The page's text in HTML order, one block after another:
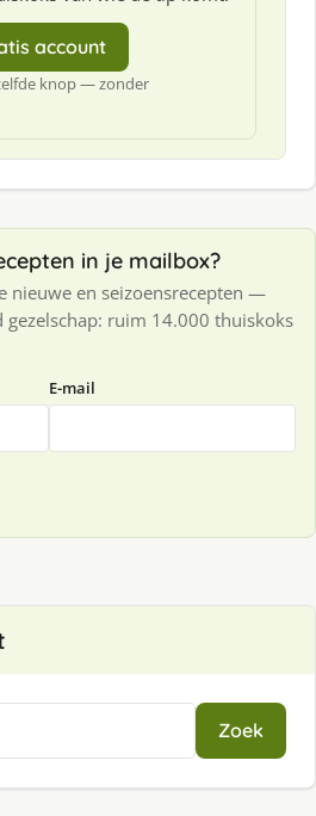
account
knop — zonder
in je mailbox?
nieuwe en seizoensrecepten —
gezelschap: ruim 14.000 thuiskoks
E-mail
Zoek